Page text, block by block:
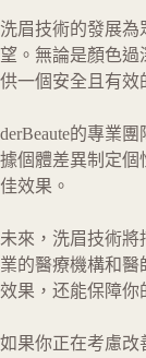
洗眉技術的發展為
望。無論是顏色過
供一個安全且有效
derBeaute的專業
據個體差異制定個
佳效果。
未來，洗眉技術
業的醫療機構和
效果，还能保障你
如果你正在考慮改